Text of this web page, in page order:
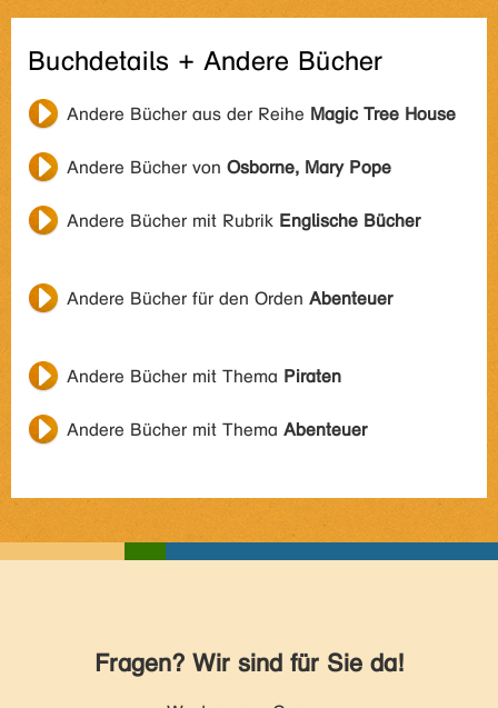
Buchdetails + Andere Bücher
Andere Bücher aus der Reihe Magic Tree House
Andere Bücher von Osborne, Mary Pope
Andere Bücher mit Rubrik Englische Bücher
Andere Bücher für den Orden Abenteuer
Andere Bücher mit Thema Piraten
Andere Bücher mit Thema Abenteuer